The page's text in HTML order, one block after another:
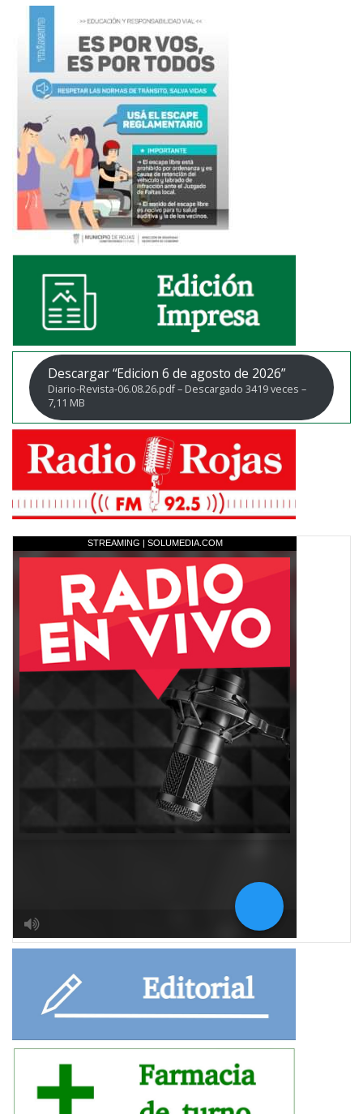
Descargar “Edicion 6 de agosto de 2026”
Diario-Revista-06.08.26.pdf – Descargado 3419 veces –
7,11 MB